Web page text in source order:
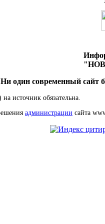
один современный сайт
источник обязательна.
администрации сайта